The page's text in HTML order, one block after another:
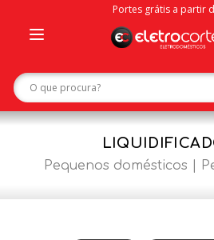
Portes grátis a partir
navigation
Pequenos domésticos